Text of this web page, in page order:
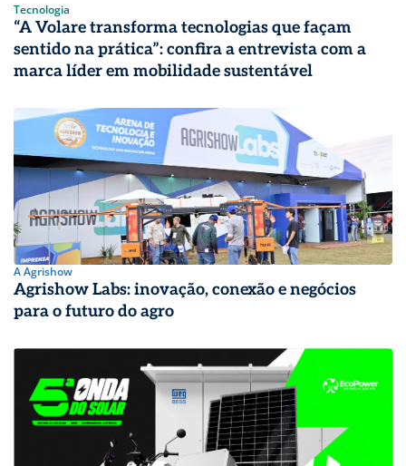
Tecnologia
“A Volare transforma tecnologias que façam
sentido na prática”: confira a entrevista com a
marca líder em mobilidade sustentável
A Agrishow
Agrishow Labs: inovação, conexão e negócios
para o futuro do agro